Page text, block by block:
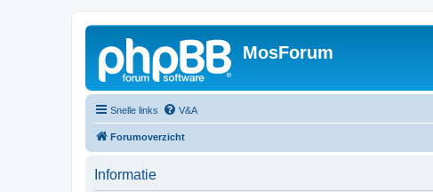
MosForum
Snelle links V&A
Forumoverzicht
Informatie